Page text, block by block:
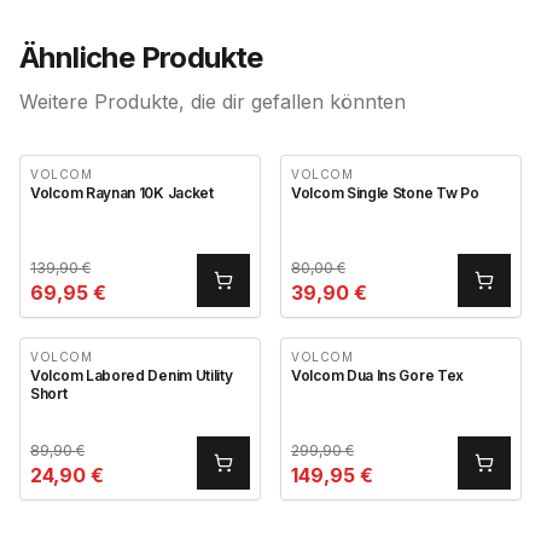
Ähnliche Produkte
Weitere Produkte, die dir gefallen könnten
VOLCOM
Volcom Raynan 10K Jacket
139,90€
69,95 €
VOLCOM
Volcom Single Stone Tw Po
80,00€
39,90 €
VOLCOM
Volcom Labored Denim Utility
Short
89,90€
24,90 €
VOLCOM
Volcom Dua Ins Gore Tex
299,90€
149,95 €